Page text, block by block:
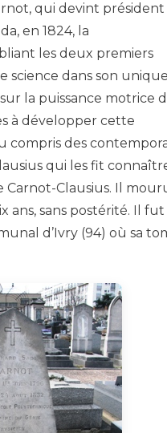
qui devint président
en 1824, la
les deux premiers
science dans son
la puissance motrice
à développer cette
compris des
qui les fit
Carnot-Clausius. Il
ans, sans postérité. Il fut
d’Ivry (94) où sa